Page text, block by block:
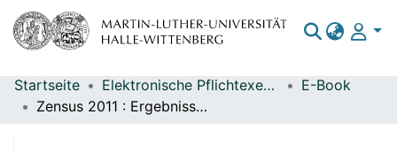
Bereiche & Sammlungen
Startseite Elektronische Pflichtexemplare
E-Book
Zensus 2011 : Ergebnisse des Zensus / Sachsen-Anhalt, Statistisches Landesamt